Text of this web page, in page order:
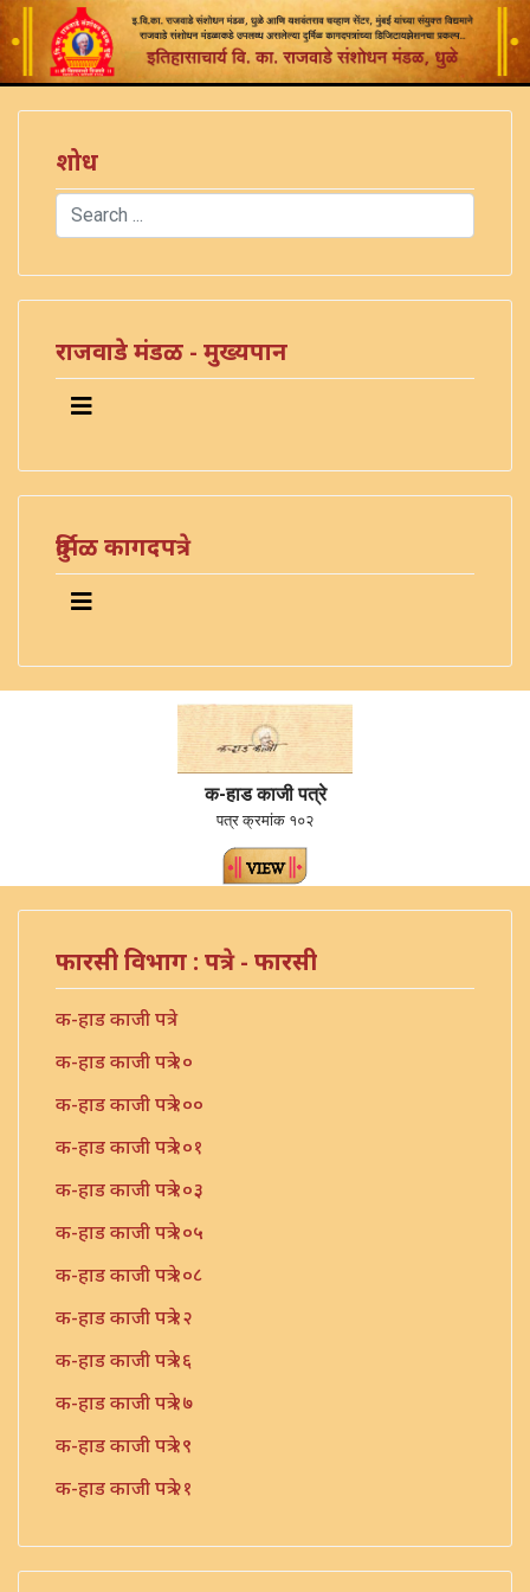
शोध
Search
राजवाडे मंडळ - मुख्यपान
दुर्मिळ कागदपत्रे
क-हाड काजी पत्रे
पत्र क्रमांक १०२
फारसी विभाग : पत्रे - फारसी
क-हाड काजी पत्रे
क-हाड काजी पत्रे १०
क-हाड काजी पत्रे १००
क-हाड काजी पत्रे १०१
क-हाड काजी पत्रे १०३
क-हाड काजी पत्रे १०५
क-हाड काजी पत्रे १०८
क-हाड काजी पत्रे १२
क-हाड काजी पत्रे १६
क-हाड काजी पत्रे १७
क-हाड काजी पत्रे १९
क-हाड काजी पत्रे २१
क-हाड काजी पत्रे २३